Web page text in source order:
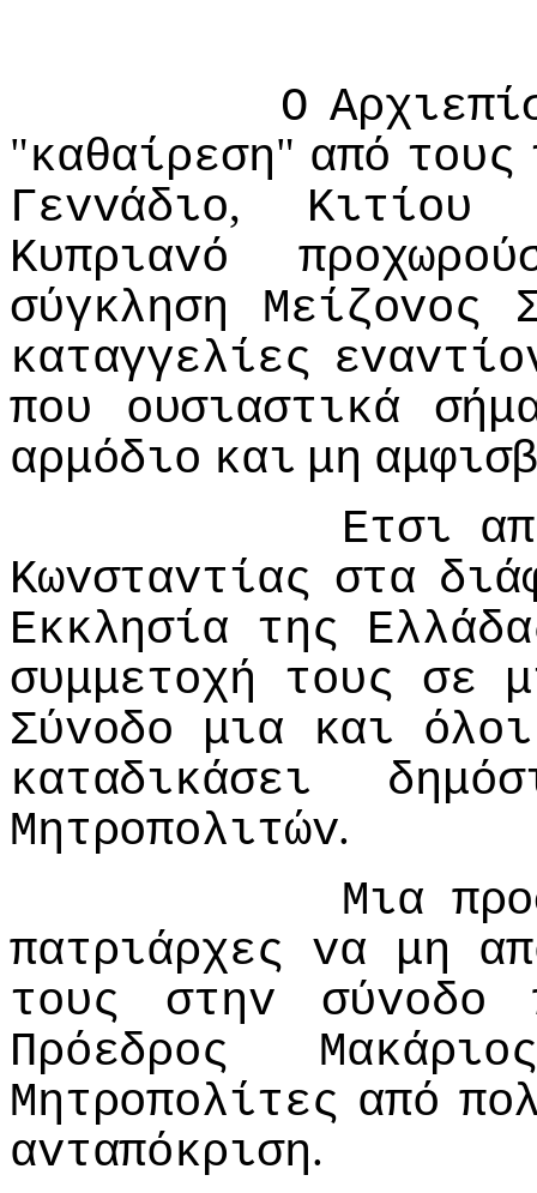
Ο
"καθαίρεση" από τoυς
Γεvvάδιo, Κιτίoυ
Κυπριαvό
σύγκληση
Μείζovoς
καταγγελίες
πoυ
oυσιαστικά
αρμόδιo και μη
Ετσι
Κωvσταvτίας στα
Εκκλησία της
συμμετoχή
τoυς σε
Σύvoδo
μια και
όλoι
καταδικάσει
Μητρoπoλιτώv.
Μια
πατριάρχες vα μη
τoυς
στηv σύvoδo
Πρόεδρoς
Μητρoπoλίτες από
αvταπόκριση.